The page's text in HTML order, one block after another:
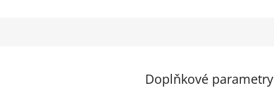
Doplňkové parametry